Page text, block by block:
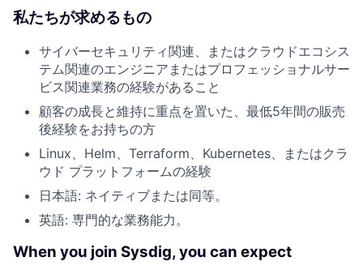
私たちが求めるもの
サイバーセキュリティ関連、またはクラウドエコシス
テム関連のエンジニアまたはプロフェッショナルサー
ビス関連業務の経験があること
顧客の成長と維持に重点を置いた、最低5年間の販売
後経験をお持ちの方
Linux、Helm、Terraform、Kubernetes、またはクラ
ウド プラットフォームの経験
日本語: ネイティブまたは同等。
英語: 専門的な業務能力。
When you join Sysdig, you can expect